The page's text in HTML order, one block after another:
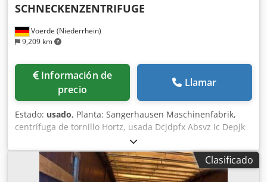
Voerde (Niederrhein)
9,209 km
SCHNECKENZENTRIFUGE
Información de
precio
Llamar
Estado: usado, Planta: Sangerhausen Maschinenfabrik,
centrífuga de tornillo Hortz, usada Dcjdpfx Absvz Ic Depjk
Fabricante: Maschinenfabrik Sangerhausen Tipo: SKZSNH-
S450L4 Número de fabricante: 6952 Año de fabricación:
1992 Velocidad: 3000 min1 Potencia del motor: 22 kW
Diámetro interior del tambor: 450 mm Peso vacío: 3000 kg
Clasificado